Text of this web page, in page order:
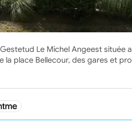
Le Michel Angeest située
la place Bellecour, des gares et